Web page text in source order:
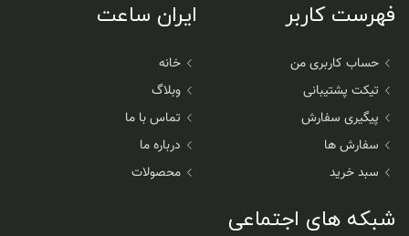
فهرست کاربر
حساب کاربری من
تیکت پشتیبانی
پیگیری سفارش
سفارش ها
سبد خرید
شبکه های اجتماعی
ایران ساعت
خانه
وبلاگ
تماس با ما
درباره ما
محصولات